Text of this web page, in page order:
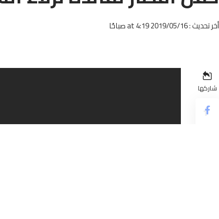
أخر تحديث : 2019/05/16 at 4:19 صباحًا
شاركها